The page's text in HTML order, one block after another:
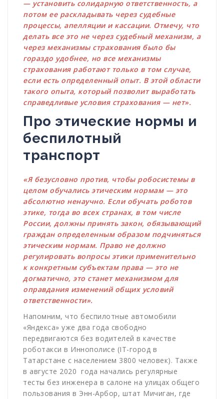
— установить солидарную ответственность, а
потом ее раскладывать через судебные
процессы, апелляции и кассации. Отмечу, что
делать все это не через судебный механизм, а
через механизмы страхования было бы
гораздо удобнее, но все механизмы
страхования работают только в том случае,
если есть определенный опыт. В этой области
такого опыта, который позволит выработать
справедливые условия страхования — нет».
Про этические нормы и
беспилотный
транспорт
«Я безусловно против, чтобы робосистемы в
целом обучались этическим нормам — это
абсолютно ненаучно. Если обучать роботов
этике, тогда во всех странах, в том числе
России, должны принять закон, обязывающий
граждан определенным образом подчиняться
этическим нормам. Право не должно
регулировать вопросы этики применительно
к конкретным субъектам права — это не
догматично, это станет механизмом для
оправдания изменений общих условий
ответственности».
Напомним, что беспилотные автомобили
«Яндекса» уже два года свободно
передвигаются без водителей в качестве
роботакси в Иннополисе (IT-город в
Татарстане с населением 3800 человек). Также
в августе 2020 года начались регулярные
тесты без инженера в салоне на улицах общего
пользования в Энн-Арбор, штат Мичиган, где